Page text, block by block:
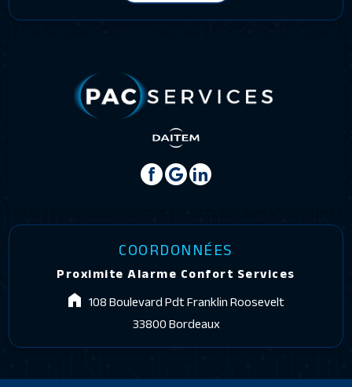
COORDONNÉES
Proximite Alarme Confort Services
108 Boulevard Pdt Franklin Roosevelt
33800 Bordeaux